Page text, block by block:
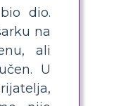
dio.
na
ali
U